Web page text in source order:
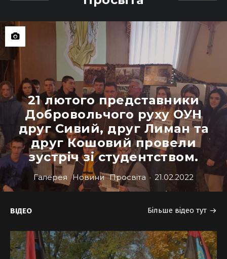
21 лютого представники
Добровольчого руху ОУН
друг Сивий, друг Лиман та
друг Кошовий провели
зустріч зі студентством.
Галерея Новини Просвіта · 21.02.2022
ВІДЕО Більше відео тут